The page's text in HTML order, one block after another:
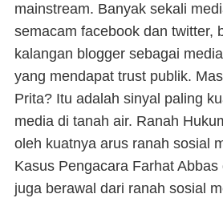
mainstream. Banyak sekali
semacam facebook dan twitter,
kalangan blogger sebagai
yang mendapat trust publik.
Prita? Itu adalah sinyal paling
media di tanah air. Ranah
oleh kuatnya arus ranah sosial
Kasus Pengacara Farhat
juga berawal dari ranah sosial